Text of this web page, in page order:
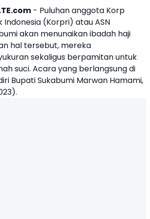
- Puluhan anggota Korp
Indonesia (Korpri) atauASN
akan menunaikanibadah haji
hal tersebut, mereka
sekaligus berpamitan untuk
suci. Acara yang berlangsung di
Bupati Sukabumi Marwan Hamami,